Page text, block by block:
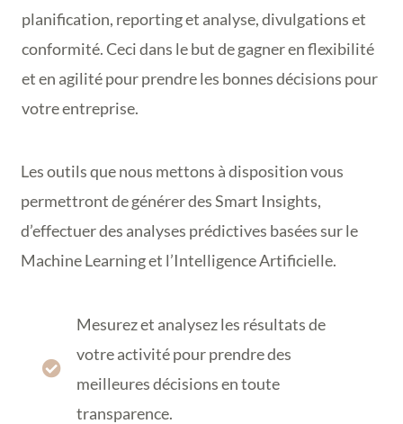
planification, reporting et analyse, divulgations et
conformité. Ceci dans le but de gagner en flexibilité
et en agilité pour prendre les bonnes décisions pour
votre entreprise.
Les outils que nous mettons à disposition vous
permettront de générer des Smart Insights,
d’effectuer des analyses prédictives basées sur le
Machine Learning et l’Intelligence Artificielle.
Mesurez et analysez les résultats de
votre activité pour prendre des
meilleures décisions en toute
transparence.